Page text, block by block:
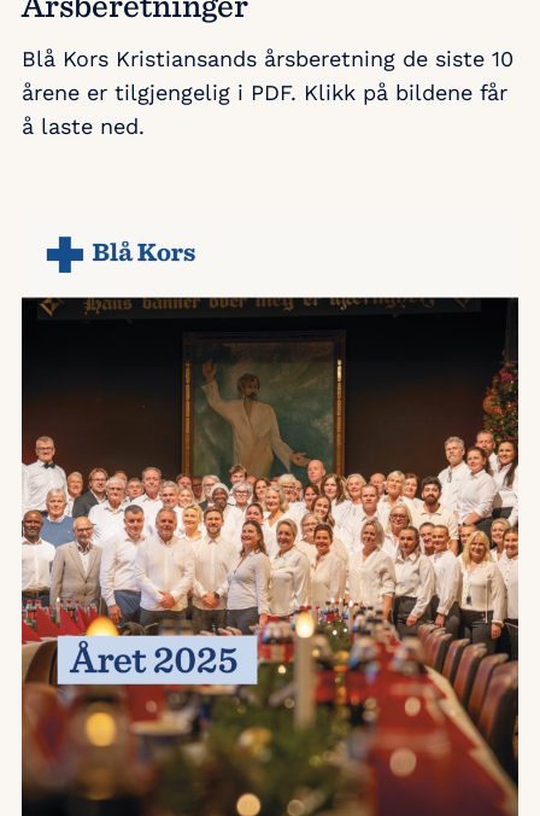
Blå Kors Kristiansands årsberetning de siste 10
årene er tilgjengelig i PDF. Klikk på bildene får
å laste ned.